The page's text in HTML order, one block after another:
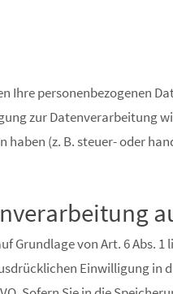
personenbezogenen
zur Datenverarbeitung
haben (z. B. steuer- oder
von Art. 6 Abs. 1
Einwilligung